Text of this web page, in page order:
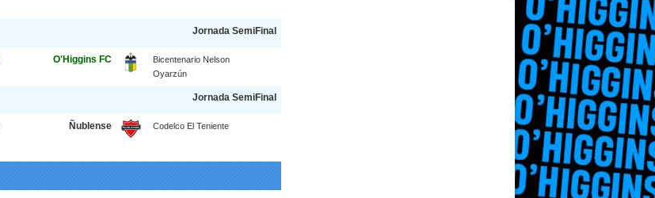
Jornada SemiFinal
O'Higgins FC
Bicentenario Nelson
Oyarzún
Jornada SemiFinal
Ñublense Codelco El Teniente